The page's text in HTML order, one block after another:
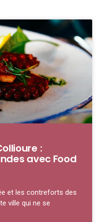
:
avec Food
et les contreforts des
ville qui ne se